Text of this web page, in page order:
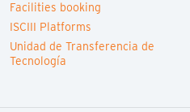
Facilities booking
ISCIII Platforms
Unidad de Transferencia de
Tecnología